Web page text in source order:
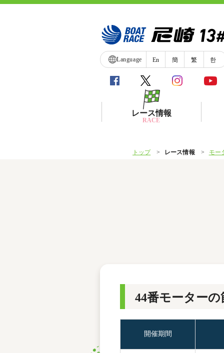
Language En 簡 繁 한
レース情報
RACE
ボートデータ
トップ レース情報 モー
44番モーターの
開催期間